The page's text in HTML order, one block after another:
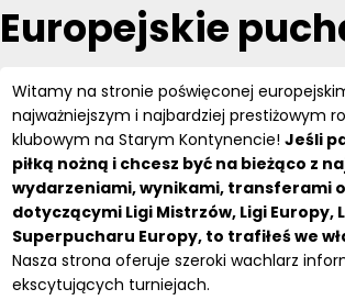
Europejskie
Witamy na stronie poświęconej
najważniejszym i najbardziej prestiżowym
klubowym na Starym Kontynencie!Jeśli
piłką nożną i chcesz być na bieżąco z
wydarzeniami, wynikami, transferami
dotyczącymi Ligi Mistrzów, Ligi Europy,
Superpucharu Europy, to trafiłeś we
Nasza strona oferuje szeroki wachlarz
ekscytujących turniejach.